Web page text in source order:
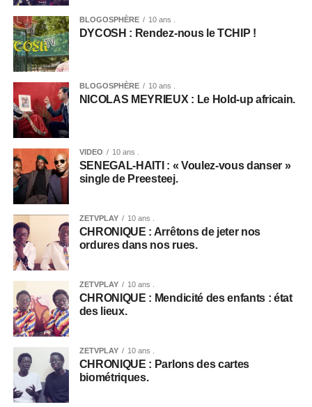
BLOGOSPHÈRE 10 ans .
DYCOSH : Rendez-nous le TCHIP !
BLOGOSPHÈRE 10 ans .
NICOLAS MEYRIEUX : Le Hold-up africain.
VIDEO 10 ans .
SENEGAL-HAITI : « Voulez-vous danser »
single de Preesteej.
ZETVPLAY 10 ans .
CHRONIQUE : Arrêtons de jeter nos
ordures dans nos rues.
ZETVPLAY 10 ans .
CHRONIQUE : Mendicité des enfants : état
des lieux.
ZETVPLAY 10 ans .
CHRONIQUE : Parlons des cartes
biométriques.